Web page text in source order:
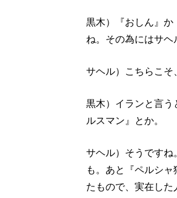
黒木）『おしん』か
ね。その為にはサヘ
サヘル）こちらこそ
黒木）イランと言う
ルスマン』とか。
サヘル）そうですね
も。あと『ペルシ
たもので、実在し